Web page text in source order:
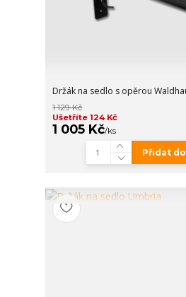
Držák na sedlo s opěrou
1 129 Kč
Ušetříte 124 Kč
1 005 Kč/ks
Přidat